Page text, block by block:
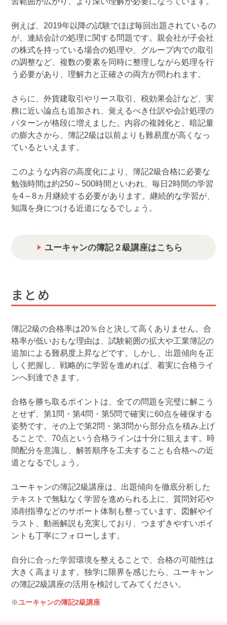
例えば、2019年以降の試験でほぼ毎回出題されているの
が、連結会計の処理に関する問題です。親会社が子会社
の株式を持っている場合の処理や、グループ内での取引
の調整など、複数の要素を同時に整理しながら処理を行
う必要があり、理解力と正確さの両方が問われます。
さらに、外貨建取引やリース取引、税効果会計など、実
務に近い論点も追加され、覚えるべき仕訳や会計処理の
パターンが格段に増えました。内容の複雑化と、暗記量
の膨大さから、簿記2級は以前よりも難易度が高くなっ
ているといえます。
このような内容の高度化により、簿記2級合格に必要な
勉強時間は約250～500時間といわれ、毎日2時間の学習
を4～8ヵ月継続する必要があります。継続的な学習が、
知識を身につける近道になるでしょう。
ユーキャンの簿記２級講座はこちら
まとめ
簿記2級の合格率は20％台と決して高くありません。合
格率が低いおもな理由は、試験範囲の拡大や工業簿記の
追加による難易度上昇などです。しかし、出題傾向を正
しく把握し、戦略的に学習を進めれば、着実に合格ライ
ンへ到達できます。
合格を勝ち取るポイントは、全ての問題を完璧に解こう
とせず、第1問・第4問・第5問で確実に60点を確保する
姿勢です。その上で第2問・第3問から部分点を積み上げ
ることで、70点という合格ラインは十分に狙えます。時
間配分を意識し、解答順序を工夫することも合格への近
道となるでしょう。
ユーキャンの簿記2級講座は、出題傾向を徹底分析した
テキストで無駄なく学習を進められる上に、質問対応や
添削指導などのサポート体制も整っています。図解やイ
ラスト、動画解説も充実しており、つまずきやすいポイ
ントも丁寧にフォローします。
自分に合った学習環境を整えることで、合格の可能性は
大きく高まります。独学に限界を感じたら、ユーキャン
の簿記2級講座の活用を検討してみてください。
ユーキャンの簿記2級講座